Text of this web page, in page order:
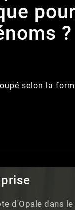
?
selon la
d'Opale dans le